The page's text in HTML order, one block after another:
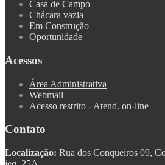
Casa de Campo
Chácara vazia
Em Construção
Oportunidade
Acessos
Área Administrativa
Webmail
Acesso restrito - Atend. on-line
Contato
Localização: Rua dos Conqueiros 09,